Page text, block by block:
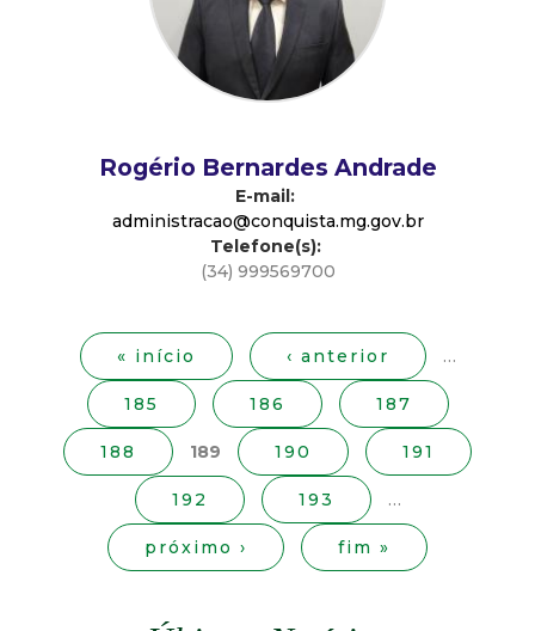
s
Rogério Bernardes Andrade
E-mail:
administracao@conquista.mg.gov.br
Telefone(s):
(34) 999569700
« início ‹ anterior …
185 186 187
188 189 190 191
192 193 …
próximo › fim »